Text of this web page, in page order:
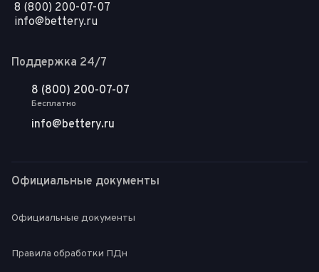
8 (800) 200-07-07
info@bettery.ru
Поддержка 24/7
8 (800) 200-07-07
Бесплатно
info@bettery.ru
Официальные документы
Официальные документы
Правила обработки ПДн